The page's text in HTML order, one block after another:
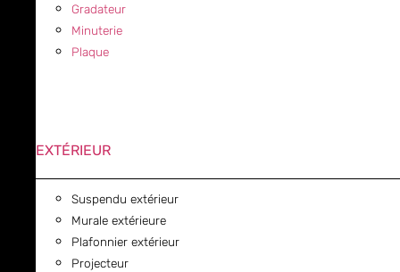
Gradateur
Minuterie
Plaque
EXTÉRIEUR
Suspendu extérieur
Murale extérieure
Plafonnier extérieur
Projecteur